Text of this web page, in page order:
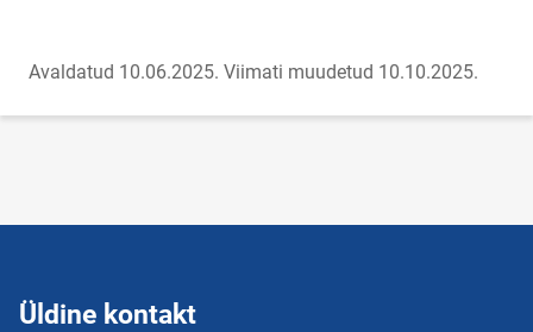
Avaldatud 10.06.2025. Viimati muudetud 10.10.2025.
Üldine kontakt